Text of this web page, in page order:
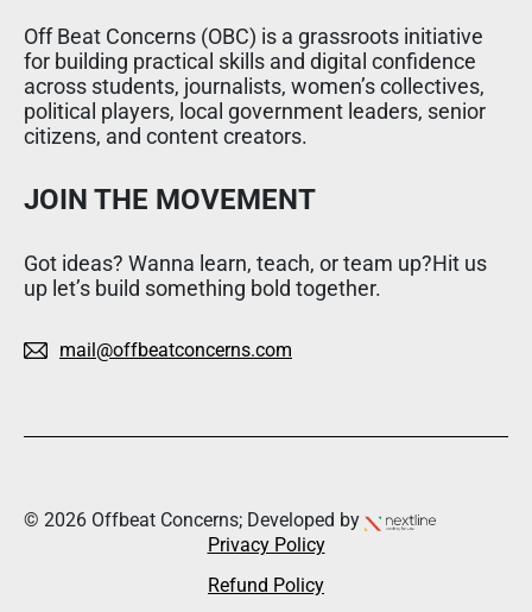
Off Beat Concerns (OBC) is a grassroots initiative
for building practical skills and digital confidence
across students, journalists, women’s collectives,
political players, local government leaders, senior
citizens, and content creators.
JOIN THE MOVEMENT
Got ideas? Wanna learn, teach, or team up?Hit us
up let’s build something bold together.
mail@offbeatconcerns.com
© 2026 Offbeat Concerns; Developed by
Privacy Policy
Refund Policy